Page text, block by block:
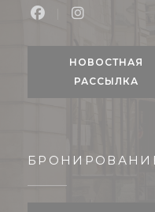
НОВОСТНАЯ
РАССЫЛКА